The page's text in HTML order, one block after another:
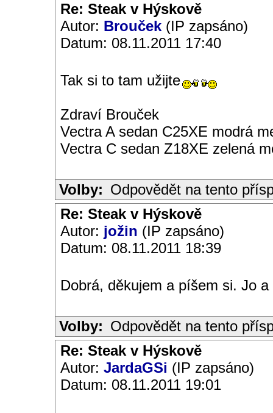
Re: Steak v Hýskově
Autor: Brouček (IP zapsáno)
Datum: 08.11.2011 17:40
Tak si to tam užijte
Zdraví Brouček
Vectra A sedan C25XE modrá
Vectra C sedan Z18XE zelená
Volby: Odpovědět na tento
Re: Steak v Hýskově
Autor: jožin (IP zapsáno)
Datum: 08.11.2011 18:39
Dobrá, děkujem a píšem si. Jo
Volby: Odpovědět na tento
Re: Steak v Hýskově
Autor: JardaGSi (IP zapsáno)
Datum: 08.11.2011 19:01